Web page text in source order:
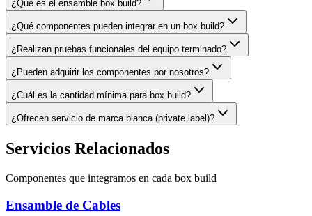
¿Qué es el ensamble box build?
¿Qué componentes pueden integrar en un box build?
¿Realizan pruebas funcionales del equipo terminado?
¿Pueden adquirir los componentes por nosotros?
¿Cuál es la cantidad mínima para box build?
¿Ofrecen servicio de marca blanca (private label)?
Servicios Relacionados
Componentes que integramos en cada box build
Ensamble de Cables